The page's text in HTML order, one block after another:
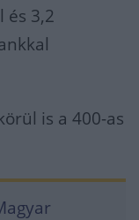
és 3,2
is a 400-as